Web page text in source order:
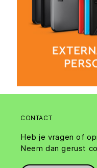
CONTACT
Heb je vragen of
Neem dan gerust